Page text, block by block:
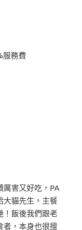
服務費
厲害又好吃，PA
大貓先生，主餐
！飯後我們跟老
者，本身也很擅